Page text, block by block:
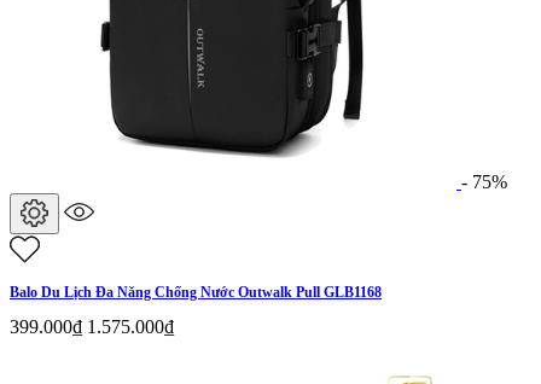
- 75%
Balo Du Lịch Đa Năng Chống Nước Outwalk Pull GLB1168
399.000₫ 1.575.000₫